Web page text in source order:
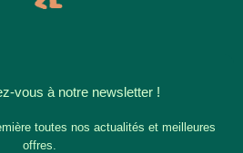
vous à notre newsletter !
toutes nos actualités et meilleures
offres.